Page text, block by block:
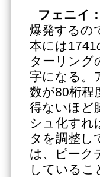
フェニイ：
爆発するの
本には1741
ターリング
字になる。
数が80桁程
得ないほど
シュ化すれ
タを調整し
は、ピーク
しているこ